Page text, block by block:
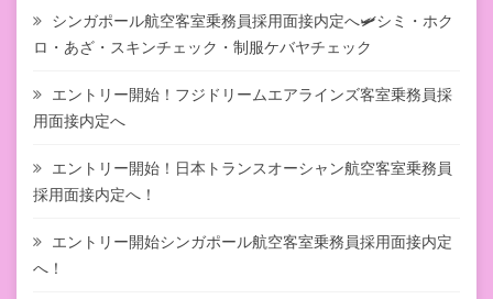
シンガポール航空客室乗務員採用面接内定へ🛩シミ・ホク
ロ・あざ・スキンチェック・制服ケバヤチェック
エントリー開始！フジドリームエアラインズ客室乗務員採
用面接内定へ
エントリー開始！日本トランスオーシャン航空客室乗務員
採用面接内定へ！
エントリー開始シンガポール航空客室乗務員採用面接内定
へ！